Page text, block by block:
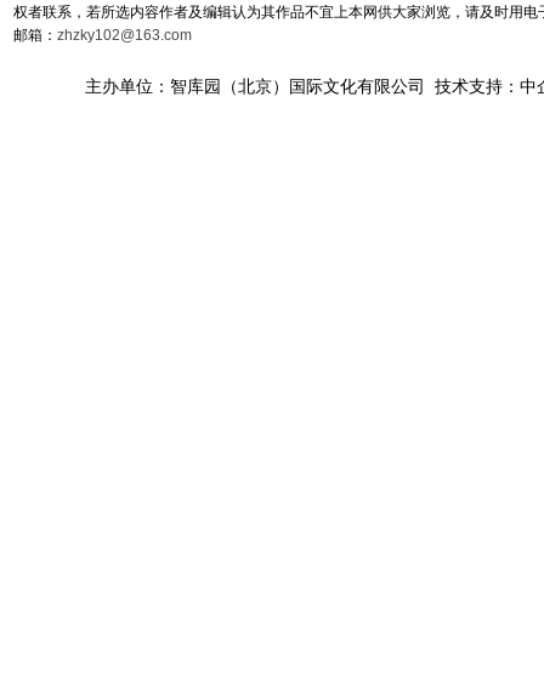
权者联系，若所选内容作者及编辑认为其作品不宜上本网供大家浏览，请及时用
邮箱： zhzky102@163.com
主办单位：智库园（北京）国际文化有限公司 技术支持：